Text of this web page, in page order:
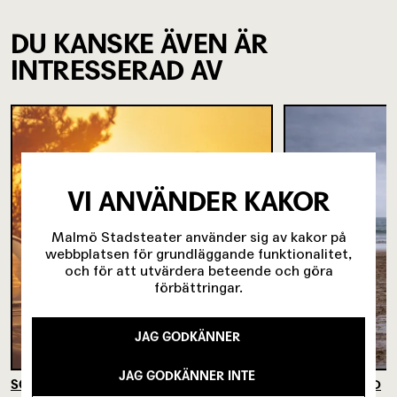
DU KANSKE ÄVEN ÄR
INTRESSERAD AV
SOMMARKVÄLLAR PÅ JORDEN UNRECOGNIZED
VI ANVÄNDER KAKOR
Malmö Stadsteater använder sig av kakor på
webbplatsen för grundläggande funktionalitet,
och för att utvärdera beteende och göra
förbättringar.
JAG GODKÄNNER
JAG GODKÄNNER INTE